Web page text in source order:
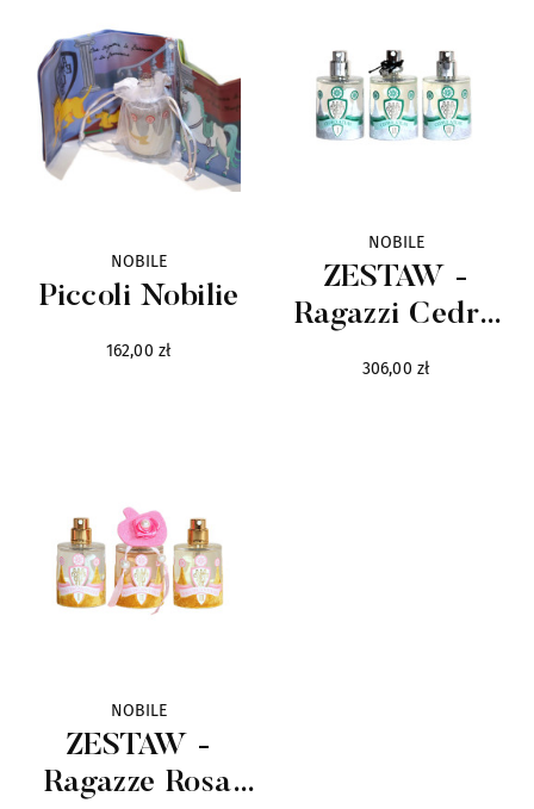
NOBILE
Piccoli Nobilie
162,00 zł
NOBILE
ZESTAW -
Ragazzi Cedro
Atlas
306,00 zł
NOBILE
ZESTAW -
Ragazze Rosa